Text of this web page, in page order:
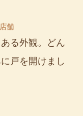
舗
る外観。どん
戸を開けまし